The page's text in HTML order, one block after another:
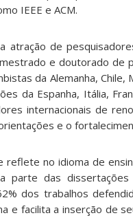
IEEE e ACM.
de
e doutorado de
da Alemanha, Chile,
da Espanha, Itália,
internacionais de
e o
reflete no idioma de
parte das
dos trabalhos
e facilita a inserção de